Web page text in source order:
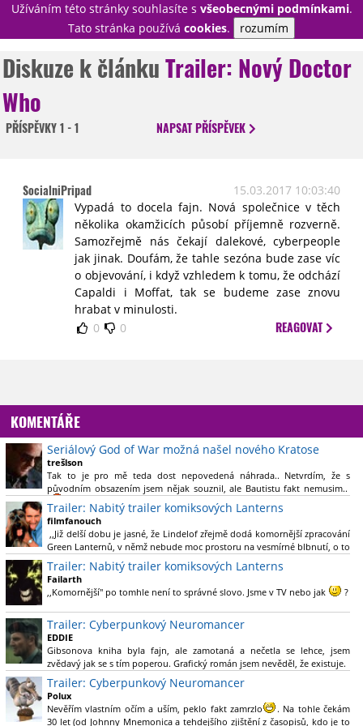
Užíváním této stránky souhlasíte s všeobecnými podmínkami.
Tato stránka používá cookies. rozumím
PŘIHLÁSIT
NOVINKY
TÉMATA
DISKUZE
STATISTIKY
TIRÁŽ
Diskuze k článkuTrailer: Nový Doctor
Who
PŘÍSPĚVKY1 - 1 NAPSATPŘÍSPĚVEK
SocialniPripad
15.03.2017 10:03:40
Vypadá to docela fajn. Nová společnice v těch
několika okamžicích působí příjemně rozverně.
Samozřejmě nás čekají dalekové, cyberpeople
jak jinak. Doufám, že tahle sezóna bude zase víc
o objevování, i když vzhledem k tomu, že odchází
Capaldi i Moffat, tak se budeme zase znovu
hrabat v minulosti.
0
0 REAGOVAT
KOMENTÁŘE
Seriálový God of War možná našel nového Kratose
trešlson
Tak to je pro mě teda dost nepovedená náhrada.. Netvrdím, že s
původním obsazením jsem nějak souznil, ale Bautistu fakt nemusim..
Trailer: Nabitý trailer komiksových Lanterns
filmfanouch
,,Již delší dobu je jasné, že Lindelof zřejmě dodá komornější zpracování
Green Lanternů, v němž nebude moc prostoru na vesmírné blbnutí, o to
více se ovšem bude moci nová adaptace odprostit třeba od filmového
Green Lanterna s Ryanem Reynoldsem.´´ Co je na tom
nesrozumitelného?
Trailer: Nabitý trailer komiksových Lanterns
Failarth
,,Komornější" po tomhle není to správné slovo. Jsme v TV nebo jak
?
Nebál bych se říct, že to vypadá skvěle jak po stránce kvantity materiálu,
tak i formou.
Výběr Ulricha Tomsena pro mě velké překvapení a velmi zajímavá volba
bravo.
Chandler je lepší a lepší s každou novou scénou.
Komiksy to mají ted´těžké, paradoxně tomu škodí to všechno kolem
(DC nebo MCU to je buřt) , ale nezasloužilo by si to zářez jen kvůli tomu.
Trailer: Cyberpunkový Neuromancer
EDDIE
Gibsonova kniha byla fajn, ale zamotaná a nečetla se lehce, jsem
zvědavý jak se s tím poperou. Grafický román jsem nevěděl, že existuje.
Trailer: Cyberpunkový Neuromancer
Polux
Nevěřím vlastním očím a uším, peklo fakt zamrzlo
. Na tohle čekám
30 let (od Johnny Mnemonica a tehdejšího zjištění z časopisů, kdo je to